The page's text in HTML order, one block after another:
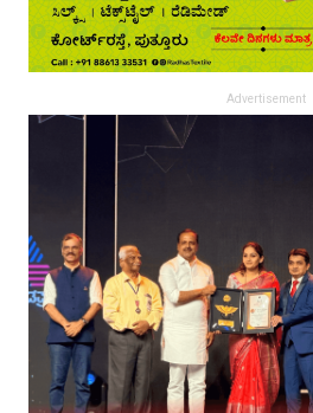
Advertisement